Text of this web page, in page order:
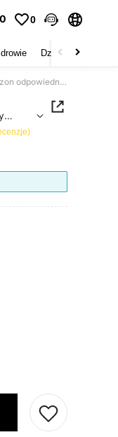
0 0
Dzieci
Dziewczęcy kombinezon bez rękawów z nadrukiem tropikalnych kwiatów, luźny, swobodny kombinezon odpowiedni na plażę, wakacje i letnie aktywności na świeżym powietrzu